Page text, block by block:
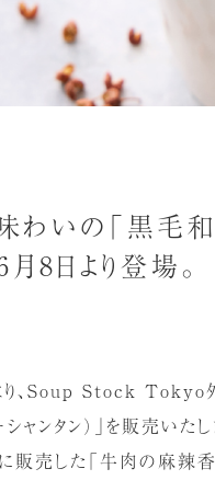
わいの「黒毛
月8日より登場。
り、Soup Stock Tokyo
ャンタン）」を販売いたし
販売した「牛肉の麻辣